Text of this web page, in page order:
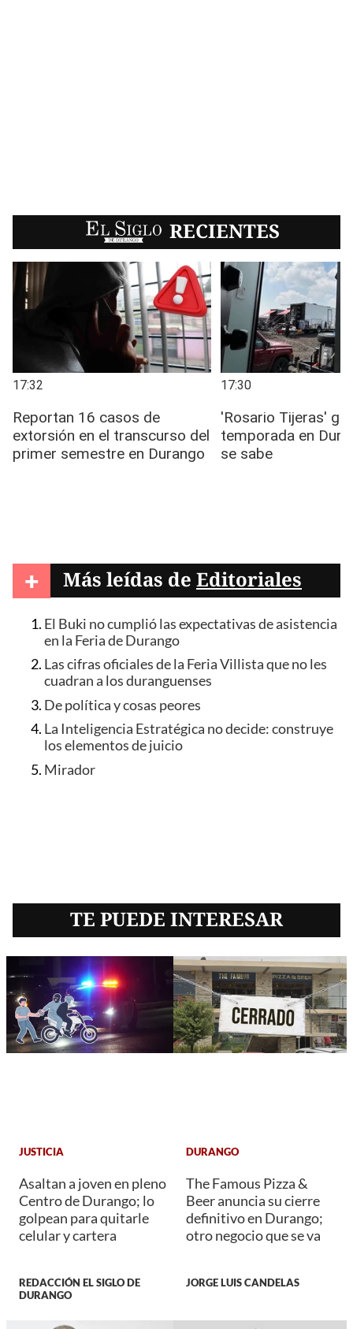
EL SIGLO RECIENTES
+ Más leídas de Editoriales
El Buki no cumplió las expectativas de asistencia
en la Feria de Durango
Las cifras oficiales de la Feria Villista que no les
cuadran a los duranguenses
De política y cosas peores
La Inteligencia Estratégica no decide: construye
los elementos de juicio
Mirador
TE PUEDE INTERESAR
JUSTICIA
Asaltan a joven en pleno
Centro de Durango; lo
golpean para quitarle
celular y cartera
REDACCIÓN EL SIGLO DE
DURANGO
DURANGO
The Famous Pizza &
Beer anuncia su cierre
definitivo en Durango;
otro negocio que se va
JORGE LUIS CANDELAS